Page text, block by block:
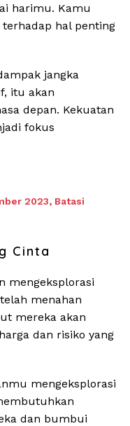
harimu. Kamu
hal penting
jangka
itu akan
depan. Kekuatan
fokus
2023, Batasi
Cinta
mengeksplorasi
menahan
mereka akan
dan risiko yang
mengeksplorasi
dan bumbui